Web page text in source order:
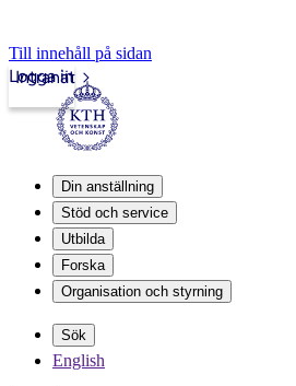
Till innehåll på sidan
Intranät
Logga in
Din anställning
Stöd och service
Utbilda
Forska
Organisation och styrning
Sök
English